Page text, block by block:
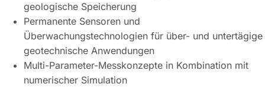
geologische Speicherung
Permanente Sensoren und
Überwachungstechnologien für über- und untertägige
geotechnische Anwendungen
Multi-Parameter-Messkonzepte in Kombination mit
numerischer Simulation